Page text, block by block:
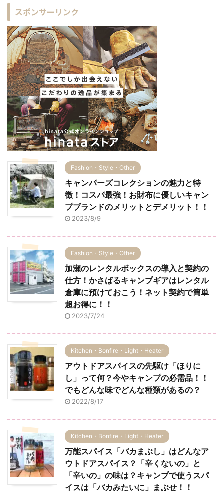
スポンサーリンク
Fashion・Style・Other
キャンパーズコレクションの魅力と特
徴！コスパ最強！お財布に優しいキャン
プブランドのメリットとデメリット！！
2023/8/9
Fashion・Style・Other
加瀬のレンタルボックスの導入と契約の
仕方！かさばるキャンプギアはレンタル
倉庫に預けておこう！ネット契約で簡単
超お得に！！
2023/7/24
Kitchen・Bonfire・Light・Heater
アウトドアスパイスの先駆け「ほりに
し」って何？今やキャンプの必需品！！
でもどんな味でどんな種類があるの？
2022/8/17
Kitchen・Bonfire・Light・Heater
万能スパイス「バカまぶし」はどんなア
ウトドアスパイス？「辛くないの」と
「辛いの」の味は？キャンプで使うスパ
イスは「バカみたいに」まぶせ！！